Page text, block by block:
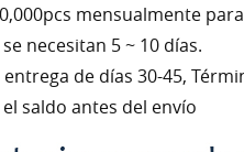
mensualmente
necesitan 5 ~ 10 días.
de días 30-45,
saldo antes del envío